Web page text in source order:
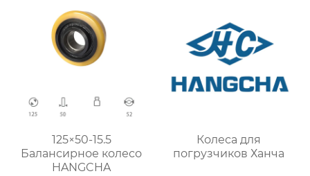
125×50-15.5
Балансирное колесо
HANGCHA
Колеса для
погрузчиков Ханча